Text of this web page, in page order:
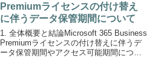
Premiumライセンスの付け替え
に伴うデータ保管期間について
1. 全体概要と結論Microsoft 365 Business
Premiumライセンスの付け替えに伴うデ
ータ保管期間やアクセス可能期間につい